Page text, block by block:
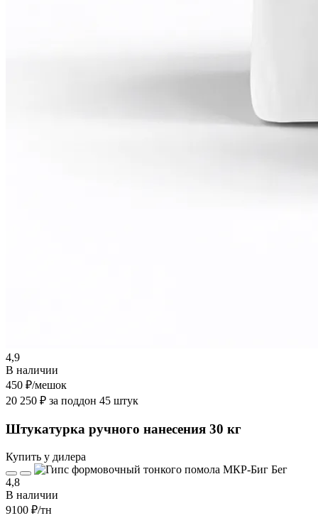
4,9
В наличии
450 ₽/мешок
20 250 ₽ за поддон 45 штук
Штукатурка ручного нанесения 30 кг
Купить у дилера
4,8
В наличии
9100 ₽/тн